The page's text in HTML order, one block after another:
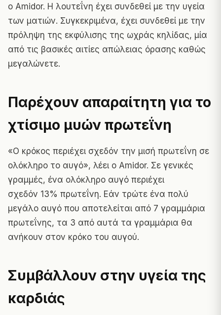
ο Amidor. Η λουτεΐνη έχει συνδεθεί με την υγεία
των ματιών. Συγκεκριμένα, έχει συνδεθεί με την
πρόληψη της εκφύλισης της ωχράς κηλίδας, μία
από τις βασικές αιτίες απώλειας όρασης καθώς
μεγαλώνετε.
Παρέχουν απαραίτητη για το
χτίσιμο μυών πρωτεΐνη
«Ο κρόκος περιέχει σχεδόν την μισή πρωτεΐνη σε
ολόκληρο το αυγό», λέει ο Amidor. Σε γενικές
γραμμές, ένα ολόκληρο αυγό περιέχει
σχεδόν 13% πρωτεΐνη. Εάν τρώτε ένα πολύ
μεγάλο αυγό που αποτελείται από 7 γραμμάρια
πρωτεΐνης, τα 3 από αυτά τα γραμμάρια θα
ανήκουν στον κρόκο του αυγού.
Συμβάλλουν στην υγεία της
καρδιάς